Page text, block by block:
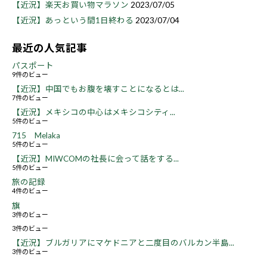
【近況】楽天お買い物マラソン 2023/07/05
【近況】あっという間1日終わる 2023/07/04
最近の人気記事
パスポート
9件のビュー
【近況】中国でもお腹を壊すことになるとは...
7件のビュー
【近況】メキシコの中心はメキシコシティ...
5件のビュー
715 Melaka
5件のビュー
【近況】MIWCOMの社長に会って話をする...
5件のビュー
旅の記録
4件のビュー
旗
3件のビュー
3件のビュー
【近況】ブルガリアにマケドニアと二度目のバルカン半島...
3件のビュー